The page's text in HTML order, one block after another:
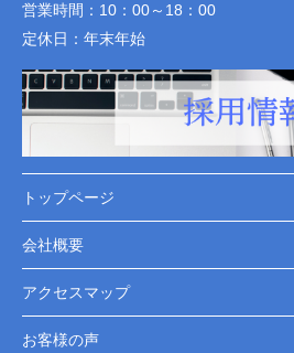
営業時間： 10：00～18：00
定休日： 年末年始
トップページ
会社概要
アクセスマップ
お客様の声